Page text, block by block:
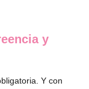
y
Y con